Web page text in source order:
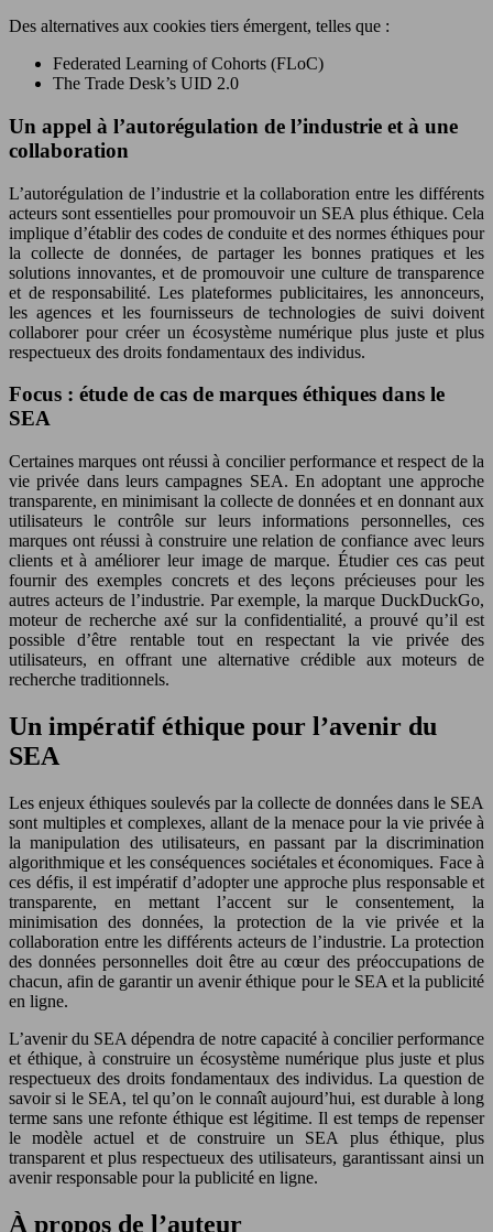
Des alternatives aux cookies tiers émergent, telles que :
Federated Learning of Cohorts (FLoC)
The Trade Desk’s UID 2.0
Un appel à l’autorégulation de l’industrie et à une
collaboration
L’autorégulation de l’industrie et la collaboration entre les différents
acteurs sont essentielles pour promouvoir un SEA plus éthique. Cela
implique d’établir des codes de conduite et des normes éthiques pour
la collecte de données, de partager les bonnes pratiques et les
solutions innovantes, et de promouvoir une culture de transparence
et de responsabilité. Les plateformes publicitaires, les annonceurs,
les agences et les fournisseurs de technologies de suivi doivent
collaborer pour créer un écosystème numérique plus juste et plus
respectueux des droits fondamentaux des individus.
Focus : étude de cas de marques éthiques dans le
SEA
Certaines marques ont réussi à concilier performance et respect de la
vie privée dans leurs campagnes SEA. En adoptant une approche
transparente, en minimisant la collecte de données et en donnant aux
utilisateurs le contrôle sur leurs informations personnelles, ces
marques ont réussi à construire une relation de confiance avec leurs
clients et à améliorer leur image de marque. Étudier ces cas peut
fournir des exemples concrets et des leçons précieuses pour les
autres acteurs de l’industrie. Par exemple, la marque DuckDuckGo,
moteur de recherche axé sur la confidentialité, a prouvé qu’il est
possible d’être rentable tout en respectant la vie privée des
utilisateurs, en offrant une alternative crédible aux moteurs de
recherche traditionnels.
Un impératif éthique pour l’avenir du
SEA
Les enjeux éthiques soulevés par la collecte de données dans le SEA
sont multiples et complexes, allant de la menace pour la vie privée à
la manipulation des utilisateurs, en passant par la discrimination
algorithmique et les conséquences sociétales et économiques. Face à
ces défis, il est impératif d’adopter une approche plus responsable et
transparente, en mettant l’accent sur le consentement, la
minimisation des données, la protection de la vie privée et la
collaboration entre les différents acteurs de l’industrie. La protection
des données personnelles doit être au cœur des préoccupations de
chacun, afin de garantir un avenir éthique pour le SEA et la publicité
en ligne.
L’avenir du SEA dépendra de notre capacité à concilier performance
et éthique, à construire un écosystème numérique plus juste et plus
respectueux des droits fondamentaux des individus. La question de
savoir si le SEA, tel qu’on le connaît aujourd’hui, est durable à long
terme sans une refonte éthique est légitime. Il est temps de repenser
le modèle actuel et de construire un SEA plus éthique, plus
transparent et plus respectueux des utilisateurs, garantissant ainsi un
avenir responsable pour la publicité en ligne.
À propos de l’auteur